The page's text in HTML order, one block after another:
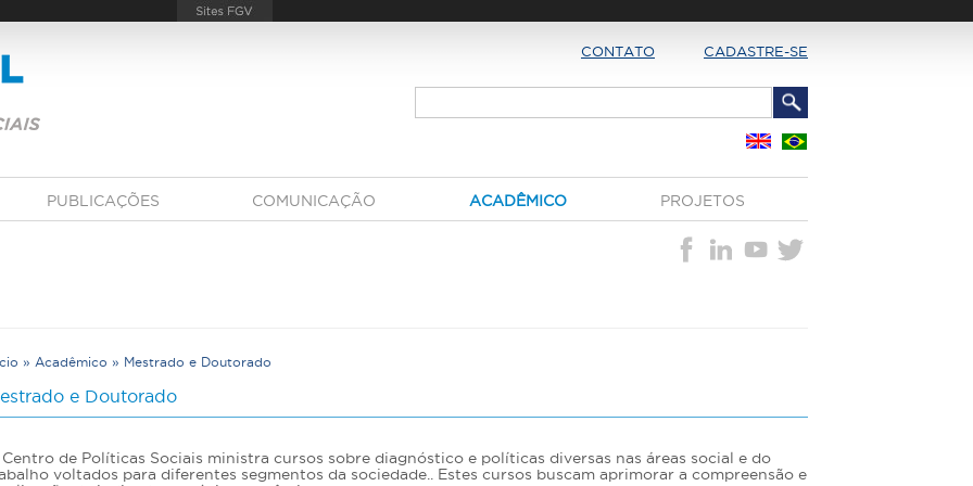
CONTATO CADASTRE-SE
PUBLICAÇÕES COMUNICAÇÃO ACADÊMICO PROJETOS
» Acadêmico » Mestrado e Doutorado
e Doutorado
Centro de Políticas Sociais ministra cursos sobre diagnóstico e políticas diversas nas áreas social e do
voltados para diferentes segmentos da sociedade.. Estes cursos buscam aprimorar a compreensão e